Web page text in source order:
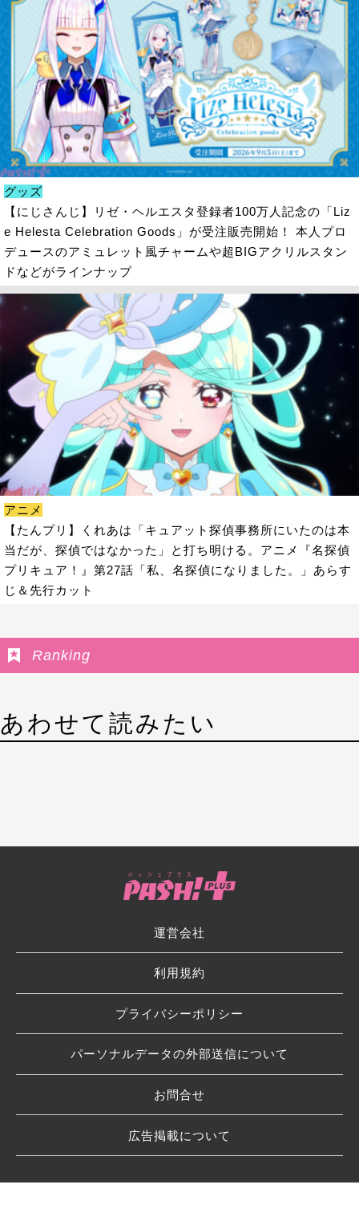
グッズ
【にじさんじ】リゼ・ヘルエスタ登録者100万人記念の「Liz
e Helesta Celebration Goods」が受注販売開始！ 本人プロ
デュースのアミュレット風チャームや超BIGアクリルスタン
ドなどがラインナップ
アニメ
【たんプリ】くれあは「キュアット探偵事務所にいたのは本
当だが、探偵ではなかった」と打ち明ける。アニメ『名探偵
プリキュア！』第27話「私、名探偵になりました。」あらす
じ＆先行カット
Ranking
あわせて読みたい
運営会社
利用規約
プライバシーポリシー
パーソナルデータの外部送信について
お問合せ
広告掲載について